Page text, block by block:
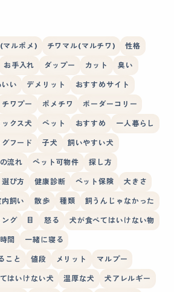
マルポメ) チワマル(マルチワ) 性格
お手入れ ダップー カット 臭い
い デメリット おすすめサイト
チワプー ポメチワ ボーダーコリー
ックス犬 ペット おすすめ 一人暮らし
グフード 子犬 飼いやすい犬
流れ ペット可物件 探し方
選び方 健康診断 ペット保険 大きさ
内飼い 散歩 種類 飼うんじゃなかった
ング 目 怒る 犬が食べてはいけない物
間 一緒に寝る
こと 値段 メリット マルプー
はいけない犬 温厚な犬 犬アレルギー